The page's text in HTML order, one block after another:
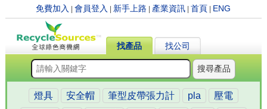
免費加入 |會員登入 新手上路 產業資訊 |首頁 ENG
找產品 找公司
搜尋產品
燈具 安全帽 筆型皮帶張力計 pla
壓電